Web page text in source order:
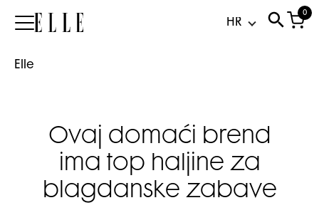
Elle
0
Elle
Ovaj domaći brend
ima top haljine za
blagdanske zabave